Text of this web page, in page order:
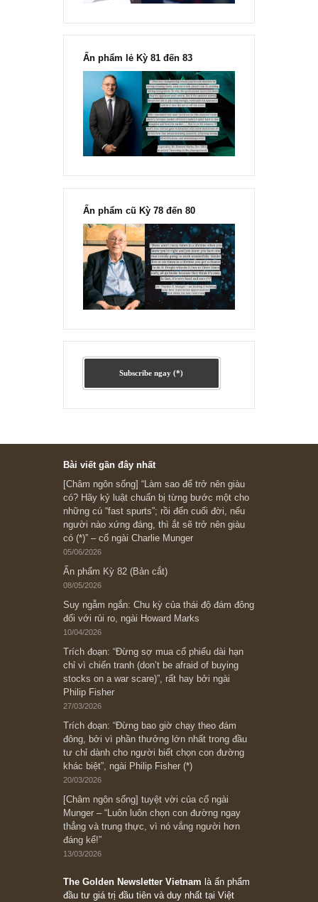
[Ấn phẩm kỳ 82], 36/36 trang,
chính thức phát hành!!
Chu kỳ trong thái độ của đám
đông đối với rủi ro, Ngài Howard
Marks
“Đừng sợ mua cổ phiếu dài hạn
chỉ vì chiến tranh”, ngài Philip
Fisher
Ấn phẩm lẻ Kỳ 81 đến 83
Ấn phẩm cũ Kỳ 78 đến 80